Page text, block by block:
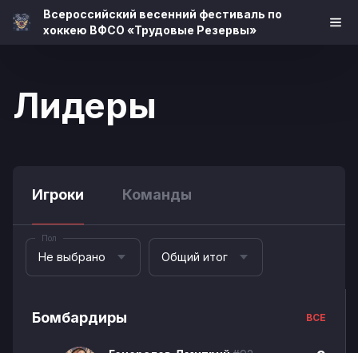
Всероссийский весенний фестиваль по
хоккею ВФСО «Трудовые Резервы»
Лидеры
Игроки Команды
Не выбрано
Пол
Общий итог
Бомбардиры ВСЕ